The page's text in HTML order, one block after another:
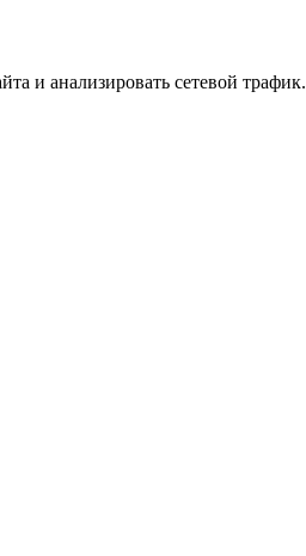
и анализировать сетевой трафик.